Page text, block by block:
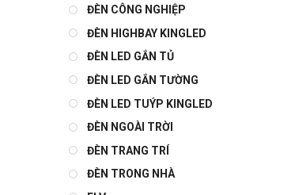
ĐÈN CÔNG NGHIỆP
ĐÈN HIGHBAY KINGLED
ĐÈN LED GẮN TỦ
ĐÈN LED GẮN TƯỜNG
ĐÈN LED TUÝP KINGLED
ĐÈN NGOÀI TRỜI
ĐÈN TRANG TRÍ
ĐÈN TRONG NHÀ